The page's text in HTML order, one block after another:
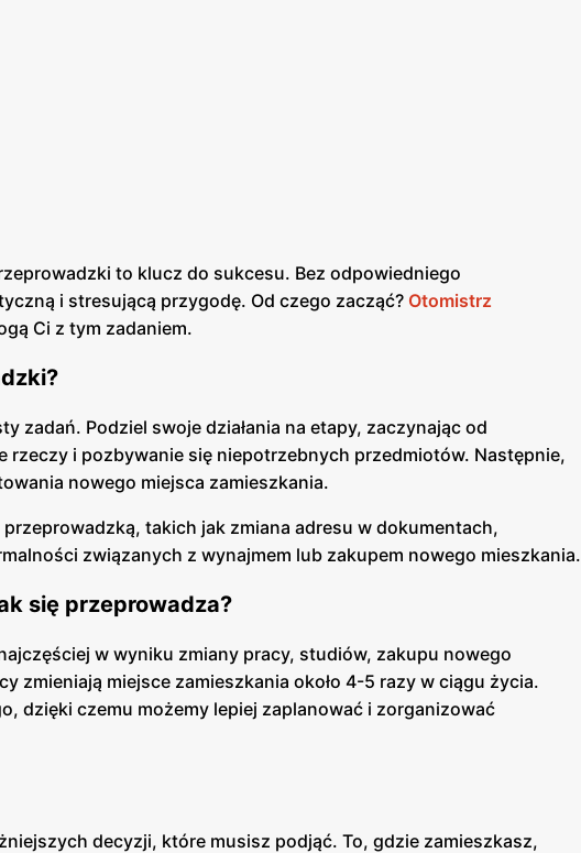
to klucz do sukcesu. Bez odpowiedniego
i stresującą przygodę. Od czego zacząć? Otomistrz
Ci z tym zadaniem.
zadań. Podziel swoje działania na etapy, zaczynając od
i pozbywanie się niepotrzebnych przedmiotów. Następnie,
nowego miejsca zamieszkania.
takich jak zmiana adresu w dokumentach,
związanych z wynajmem lub zakupem nowego mieszkania.
się przeprowadza?
w wyniku zmiany pracy, studiów, zakupu nowego
zmieniają miejsce zamieszkania około 4-5 razy w ciągu życia.
dzięki czemu możemy lepiej zaplanować i zorganizować
decyzji, które musisz podjąć. To, gdzie zamieszkasz,